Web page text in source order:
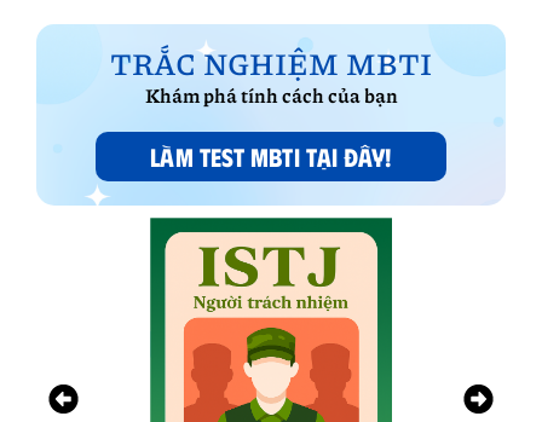
TRẮC NGHIỆM MBTI
Khám phá tính cách của bạn
LÀM TEST MBTI TẠI ĐÂY!